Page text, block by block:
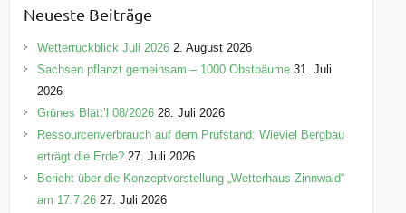
g
o
r
e
n
Neueste Beiträge
Wetterrückblick Juli 2026 2. August 2026
Sachsen pflanzt gemeinsam – 1000 Obstbäume 31. Juli
2026
Grünes Blätt’l 08/2026 28. Juli 2026
Ressourcenverbrauch auf dem Prüfstand: Wieviel Bergbau
erträgt die Erde? 27. Juli 2026
Bericht über die Konzeptvorstellung „Wetterhaus Zinnwald“
am 17.7.26 27. Juli 2026